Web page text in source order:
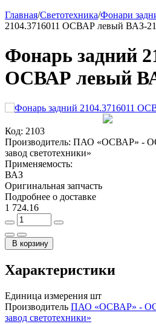
Главная/Светотехника/Фонари
2104.3716011 ОСВАР левый ВАЗ-
Фонарь задний
ОСВАР левый
Код: 2103
Производитель: ПАО «ОСВАР» -
завод светотехники»
Применяемость:
ВАЗ
Оригинальная запчасть
Подробнее о доставке
1 724.16
В корзину
Характеристики
Единица измерения шт
Производитель ПАО «ОСВАР» -
завод светотехники»